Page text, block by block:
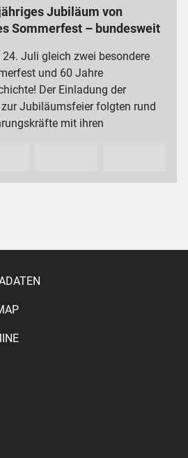
Jubiläum von
Sommerfest – bundesweit
Juli gleich zwei besondere
und 60 Jahre
Der Einladung der
Jubiläumsfeier folgten rund
mit ihren